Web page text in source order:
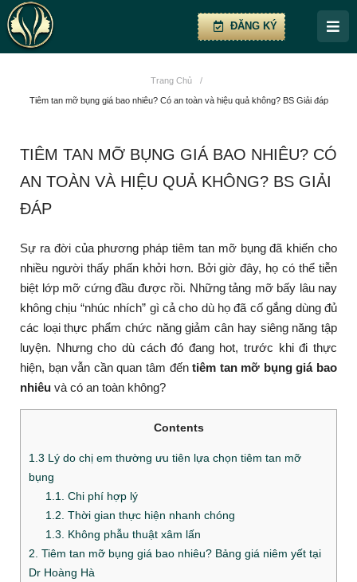
ĐĂNG KÝ
Trang Chủ /
Tiêm tan mỡ bụng giá bao nhiêu? Có an toàn và hiệu quả không? BS Giải đáp
TIÊM TAN MỠ BỤNG GIÁ BAO NHIÊU? CÓ
AN TOÀN VÀ HIỆU QUẢ KHÔNG? BS GIẢI
ĐÁP
Sự ra đời của phương pháp tiêm tan mỡ bụng đã khiến cho
nhiều người thấy phấn khởi hơn. Bởi giờ đây, họ có thể tiễn
biệt lớp mỡ cứng đầu được rồi. Những tảng mỡ bấy lâu nay
không chịu “nhúc nhích” gì cả cho dù họ đã cố gắng dùng đủ
các loại thực phẩm chức năng giảm cân hay siêng năng tập
luyện. Nhưng cho dù cách đó đang hot, trước khi đi thực
hiện, bạn vẫn cần quan tâm đếntiêm tan mỡ bụng giá bao
nhiêu và có an toàn không?
Contents
1.3 Lý do chị em thường ưu tiên lựa chọn tiêm tan mỡ
bụng
1.1. Chi phí hợp lý
1.2. Thời gian thực hiện nhanh chóng
1.3. Không phẫu thuật xâm lấn
2. Tiêm tan mỡ bụng giá bao nhiêu? Bảng giá niêm yết tại
Dr Hoàng Hà